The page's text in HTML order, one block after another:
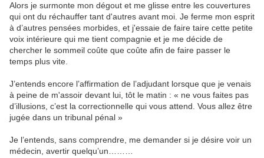
Alors je surmonte mon dégout et me glisse entre les couvertures
qui ont du réchauffer tant d'autres avant moi. Je ferme mon esprit
à d’autres pensées morbides, et j'essaie de faire taire cette petite
voix intérieure qui me tient compagnie et je me décide de
chercher le sommeil coûte que coûte afin de faire passer le
temps plus vite.
J’entends encore l’affirmation de l’adjudant lorsque que je venais
à peine de m'assoir devant lui, tôt le matin : « ne vous faites pas
d’illusions, c’est la correctionnelle qui vous attend. Vous allez être
jugée dans un tribunal pénal »
Je l’entends, sans comprendre, me demander si je désire voir un
médecin, avertir quelqu’un………